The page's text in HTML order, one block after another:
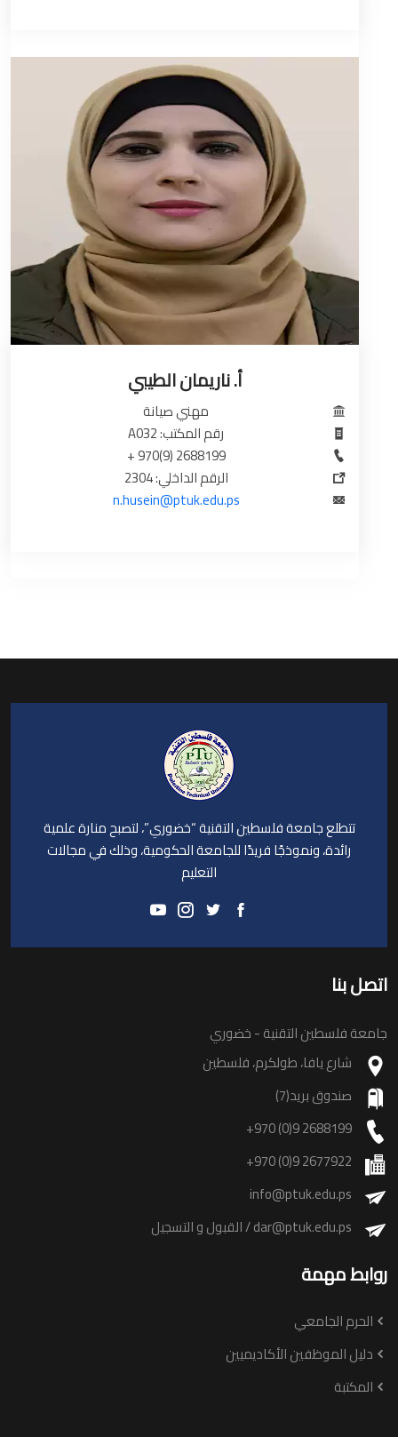
أ. ناريمان الطيبي
مهني صيانة
رقم المكتب: A032
2688199 (9)970 +
الرقم الداخلي: 2304
n.husein@ptuk.edu.ps
تتطلع جامعة فلسطين التقنية “خضوري”، لتصبح منارة علمية
رائدة، ونموذجًا فريدًا للجامعة الحكومية، وذلك في مجالات
التعليم
اتصل بنا
جامعة فلسطين التقنية - خضوري
شارع يافا، طولكرم، فلسطين
صندوق بريد(7)
+970 (0)9 2688199
+970 (0)9 2677922
info@ptuk.edu.ps
dar@ptuk.edu.ps/ القبول و التسجيل
روابط مهمة
الحرم الجامعي
دليل الموظفين الأكاديميين
المكتبة